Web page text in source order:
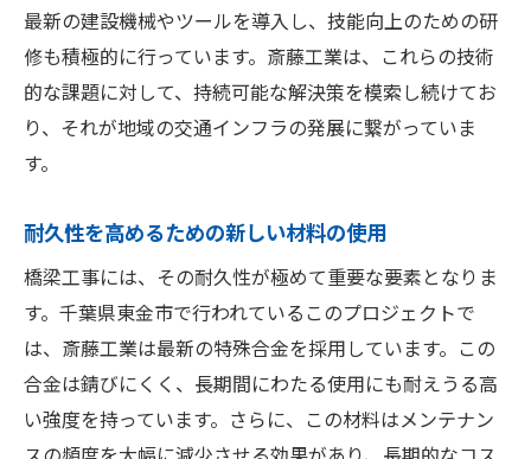
安全性と耐久性を両立させる工夫
安全性に対する地元住民の声
橋梁工事の最前線千葉県東金市での斎藤工業の
取り組み
作業効率を上げるための工夫
地元住民との協力と情報共有
施工中の安全対策とリスク管理
環境保護に対する取り組み
完成後のメンテナンス計画
交通インフラの未来千葉県東金市の橋梁工事詳
最新の建設機械やツールを導入し、技能向上のための研
修も積極的に行っています。斎藤工業は、これらの技術
的な課題に対して、持続可能な解決策を模索し続けてお
り、それが地域の交通インフラの発展に繋がっていま
す。
耐久性を高めるための新しい材料の使用
橋梁工事には、その耐久性が極めて重要な要素となりま
す。千葉県東金市で行われているこのプロジェクトで
は、斎藤工業は最新の特殊合金を採用しています。この
合金は錆びにくく、長期間にわたる使用にも耐えうる高
い強度を持っています。さらに、この材料はメンテナン